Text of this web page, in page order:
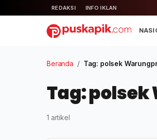
REDAKSI INFO IKLAN
Beranda / Tag: polsek
Tag:
1 artikel